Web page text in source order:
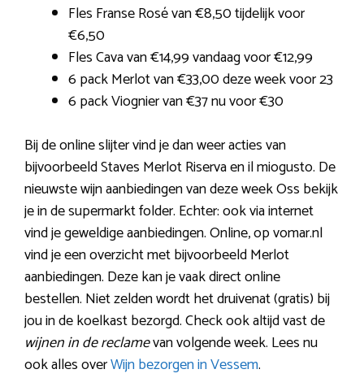
Fles Franse Rosé van €8,50 tijdelijk voor
€6,50
Fles Cava van €14,99 vandaag voor €12,99
6 pack Merlot van €33,00 deze week voor 23
6 pack Viognier van €37 nu voor €30
Bij de online slijter vind je dan weer acties van
bijvoorbeeld Staves Merlot Riserva en il miogusto. De
nieuwste wijn aanbiedingen van deze week Oss bekijk
je in de supermarkt folder. Echter: ook via internet
vind je geweldige aanbiedingen. Online, op vomar.nl
vind je een overzicht met bijvoorbeeld Merlot
aanbiedingen. Deze kan je vaak direct online
bestellen. Niet zelden wordt het druivenat (gratis) bij
jou in de koelkast bezorgd. Check ook altijd vast de
wijnen in de reclamevan volgende week. Lees nu
ook alles overWijn bezorgen in Vessem.